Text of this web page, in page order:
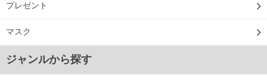
プレゼント
マスク
ジャンルから探す